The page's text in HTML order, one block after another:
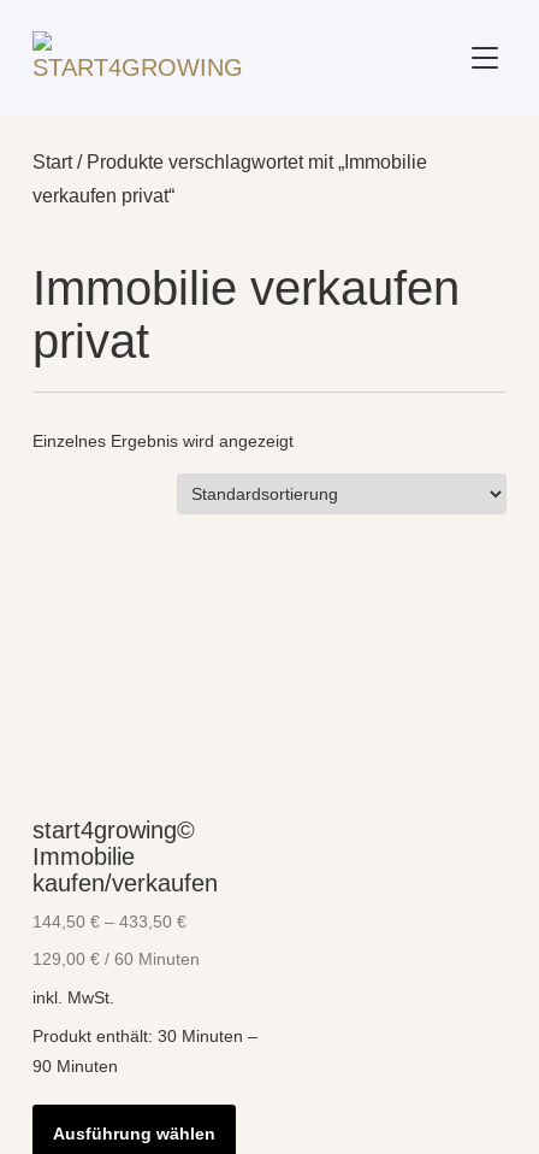
Start/ Produkte verschlagwortet mit „Immobilie
verkaufen privat“
Immobilie verkaufen
privat
Einzelnes Ergebnis wird angezeigt
start4growing©
Immobilie
kaufen/verkaufen
144,50 €– 433,50 €
129,00 €/ 60 Minuten
inkl. MwSt.
Produkt enthält: 30 Minuten –
90 Minuten
Ausführung wählen
Dieses